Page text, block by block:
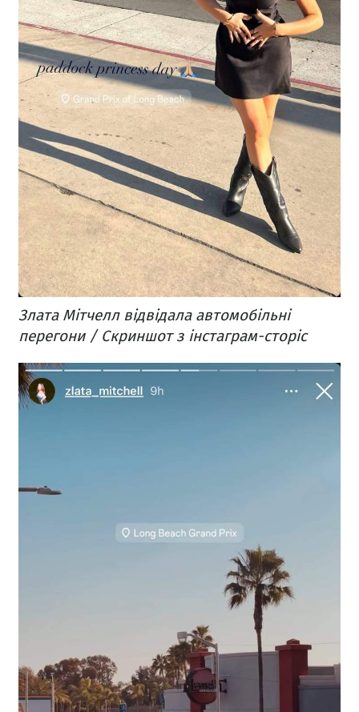
Злата Мітчелл відвідала автомобільні
перегони / Скриншот з інстаграм-сторіс